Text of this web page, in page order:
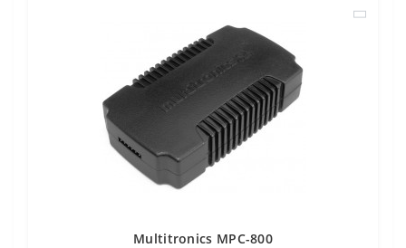
Multitronics MPC-800